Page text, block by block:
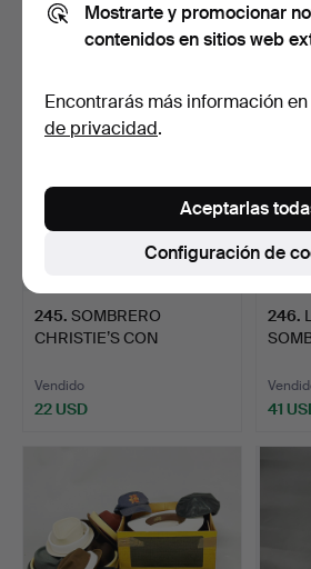
Vendido
27
245. SOMBRERO
CHRISTIE’S CON
Vendido
22 USD
246.
41
Mostrarte y promocionar
contenidos en sitios web
Encontrarás más información
de privacidad.
Configuración de
Aceptarlas